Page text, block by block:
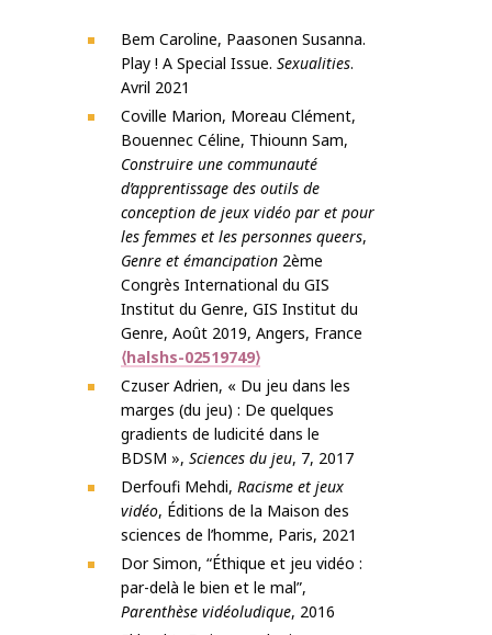
Bem Caroline, Paasonen Susanna.
Play ! A Special Issue. Sexualities.
Avril 2021
Coville Marion, Moreau Clément,
Bouennec Céline, Thiounn Sam,
Construire une communauté
d’apprentissage des outils de
conception de jeux vidéo par et pour
les femmes et les personnes queers,
Genre et émancipation 2ème
Congrès International du GIS
Institut du Genre, GIS Institut du
Genre, Août 2019, Angers, France
⟨halshs-02519749⟩
Czuser Adrien, « Du jeu dans les
marges (du jeu) : De quelques
gradients de ludicité dans le
BDSM », Sciences du jeu, 7, 2017
Derfoufi Mehdi, Racisme et jeux
vidéo, Éditions de la Maison des
sciences de l’homme, Paris, 2021
Dor Simon, “Éthique et jeu vidéo :
par-delà le bien et le mal”,
Parenthèse vidéoludique, 2016